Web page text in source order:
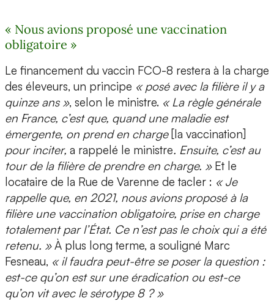
« Nous avions proposé une vaccination
obligatoire »
Le financement du vaccin FCO-8 restera à la charge
des éleveurs, un principe « posé avec la filière il y a
quinze ans », selon le ministre. « La règle générale
en France, c’est que, quand une maladie est
émergente, on prend en charge [la vaccination]
pour inciter, a rappelé le ministre. Ensuite, c’est au
tour de la filière de prendre en charge. »Et le
locataire de la Rue de Varenne de tacler : « Je
rappelle que, en 2021, nous avions proposé à la
filière une vaccination obligatoire, prise en charge
totalement par l’État. Ce n’est pas le choix qui a été
retenu. »À plus long terme, a souligné Marc
Fesneau, « il faudra peut-être se poser la question :
est-ce qu’on est sur une éradication ou est-ce
qu’on vit avec le sérotype 8 ? »